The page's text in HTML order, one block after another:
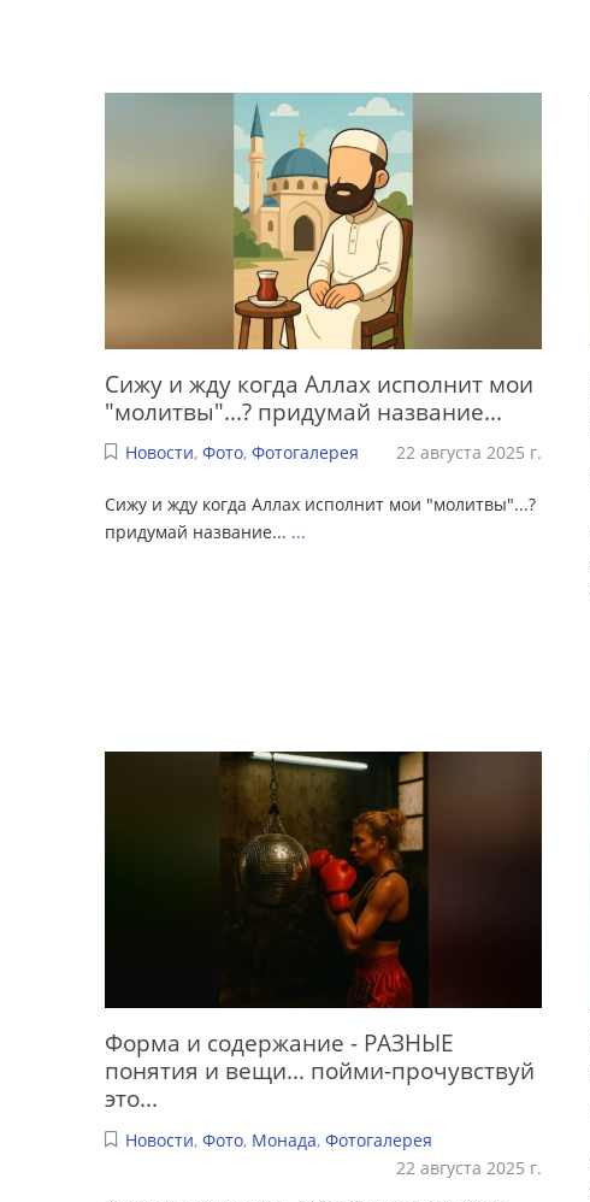
Сижу и жду когда Аллах исполнит мои
"молитвы"...? придумай название...
Новости, Фото, Фотогалерея 22 августа 2025 г.
Сижу и жду когда Аллах исполнит мои "молитвы"...?
придумай название... ...
Форма и содержание - РАЗНЫЕ
понятия и вещи... пойми-прочувствуй
это...
Новости, Фото, Монада, Фотогалерея
22 августа 2025 г.